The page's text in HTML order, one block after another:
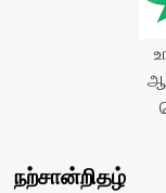
நற்சான்றிதழ்